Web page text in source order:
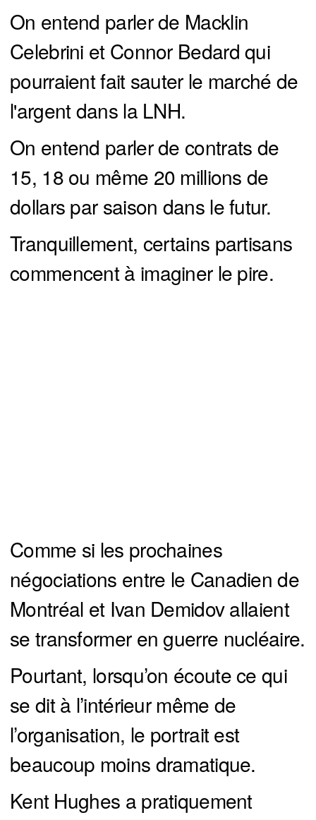
On entend parler de Macklin
Celebrini et Connor Bedard qui
pourraient fait sauter le marché de
l'argent dans la LNH.
On entend parler de contrats de
15, 18 ou même 20 millions de
dollars par saison dans le futur.
Tranquillement, certains partisans
commencent à imaginer le pire.
Comme si les prochaines
négociations entre le Canadien de
Montréal et Ivan Demidov allaient
se transformer en guerre nucléaire.
Pourtant, lorsqu’on écoute ce qui
se dit à l’intérieur même de
l’organisation, le portrait est
beaucoup moins dramatique.
Kent Hughes a pratiquement